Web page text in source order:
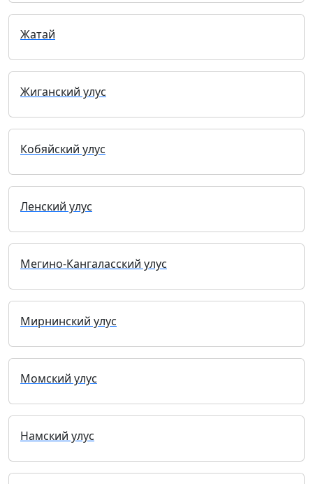
Жатай
Жиганский улус
Кобяйский улус
Ленский улус
Мегино-Кангаласский улус
Мирнинский улус
Момский улус
Намский улус